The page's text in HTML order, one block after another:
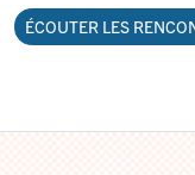
ÉCOUTER LES